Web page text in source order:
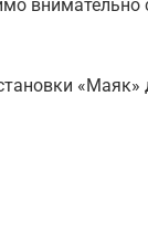
внимательно
«Маяк»